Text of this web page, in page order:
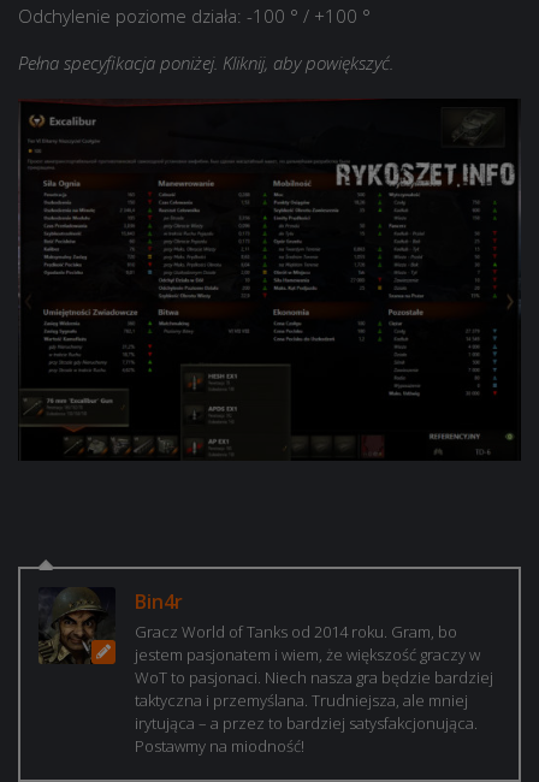
Odchylenie poziome działa: -100 ° / +100 °
Pełna specyfikacja poniżej. Kliknij, aby powiększyć.
Bin4r
Gracz World of Tanks od 2014 roku. Gram, bo
jestem pasjonatem i wiem, że większość graczy w
WoT to pasjonaci. Niech nasza gra będzie bardziej
taktyczna i przemyślana. Trudniejsza, ale mniej
irytująca – a przez to bardziej satysfakcjonująca.
Postawmy na miodność!